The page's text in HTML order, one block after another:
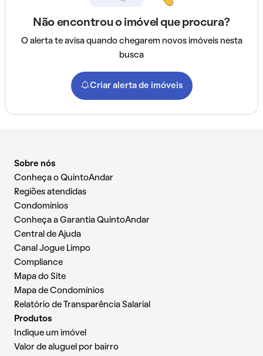
Não encontrou o imóvel que procura?
O alerta te avisa quando chegarem novos imóveis nesta
busca
Criar alerta de imóveis
Sobre nós
Conheça o QuintoAndar
Regiões atendidas
Condomínios
Conheça a Garantia QuintoAndar
Central de Ajuda
Canal Jogue Limpo
Compliance
Mapa do Site
Mapa de Condomínios
Relatório de Transparência Salarial
Produtos
Indique um imóvel
Valor de aluguel por bairro